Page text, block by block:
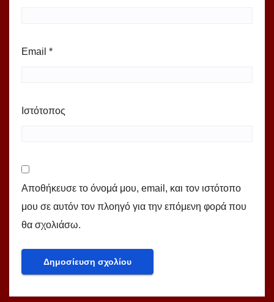
Email *
Ιστότοπος
Αποθήκευσε το όνομά μου, email, και τον ιστότοπο
μου σε αυτόν τον πλοηγό για την επόμενη φορά που
θα σχολιάσω.